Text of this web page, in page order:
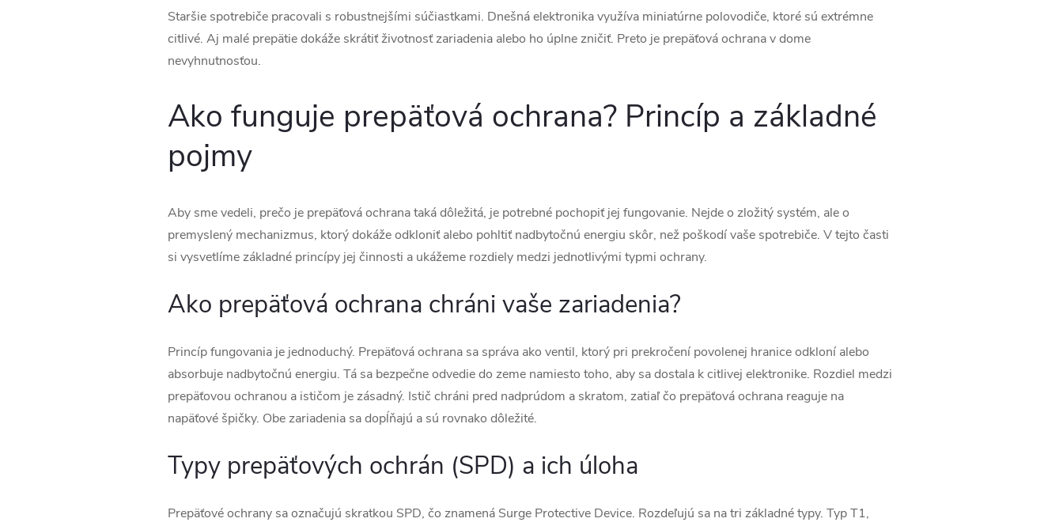
Staršie spotrebiče pracovali s robustnejšími súčiastkami. Dnešná elektronika využíva miniatúrne polovodiče, ktoré sú extrémne
citlivé. Aj malé prepätie dokáže skrátiť životnosť zariadenia alebo ho úplne zničiť. Preto je prepäťová ochrana v dome
nevyhnutnosťou.
Ako funguje prepäťová ochrana? Princíp a základné
pojmy
Aby sme vedeli, prečo je prepäťová ochrana taká dôležitá, je potrebné pochopiť jej fungovanie. Nejde o zložitý systém, ale o
premyslený mechanizmus, ktorý dokáže odkloniť alebo pohltiť nadbytočnú energiu skôr, než poškodí vaše spotrebiče. V tejto časti
si vysvetlíme základné princípy jej činnosti a ukážeme rozdiely medzi jednotlivými typmi ochrany.
Ako prepäťová ochrana chráni vaše zariadenia?
Princíp fungovania je jednoduchý. Prepäťová ochrana sa správa ako ventil, ktorý pri prekročení povolenej hranice odkloní alebo
absorbuje nadbytočnú energiu. Tá sa bezpečne odvedie do zeme namiesto toho, aby sa dostala k citlivej elektronike. Rozdiel medzi
prepäťovou ochranou a ističom je zásadný. Istič chráni pred nadprúdom a skratom, zatiaľ čo prepäťová ochrana reaguje na
napäťové špičky. Obe zariadenia sa dopĺňajú a sú rovnako dôležité.
Typy prepäťových ochrán (SPD) a ich úloha
Prepäťové ochrany sa označujú skratkou SPD, čo znamená Surge Protective Device. Rozdeľujú sa na tri základné typy. Typ T1,